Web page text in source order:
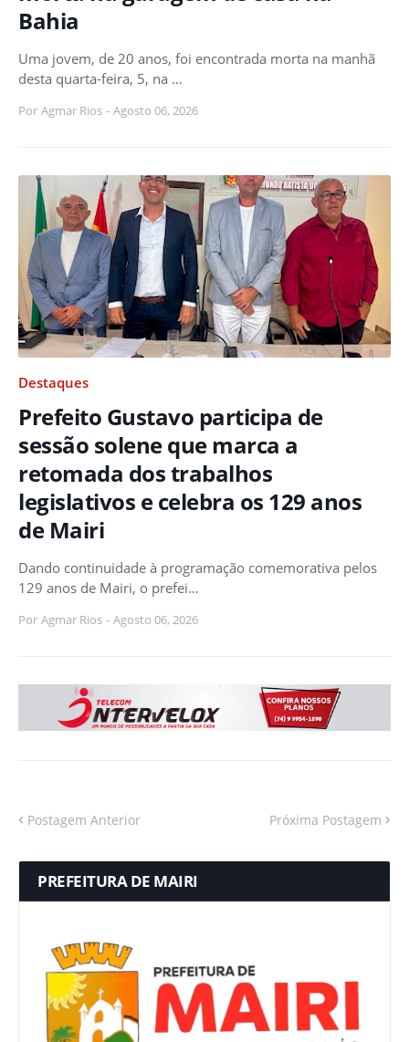
Bahia
Uma jovem, de 20 anos, foi encontrada morta na manhã
desta quarta-feira, 5, na …
Por Agmar Rios - Agosto 06, 2026
Destaques
Prefeito Gustavo participa de
sessão solene que marca a
retomada dos trabalhos
legislativos e celebra os 129 anos
de Mairi
Dando continuidade à programação comemorativa pelos
129 anos de Mairi, o prefei…
Por Agmar Rios - Agosto 06, 2026
Postagem Anterior Próxima Postagem
PREFEITURA DE MAIRI